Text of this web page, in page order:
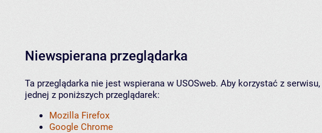
Niewspierana przeglądarka
Ta przeglądarka nie jest wspierana w USOSweb. Aby korzystać z
jednej z poniższych przeglądarek:
Mozilla Firefox
Google Chrome